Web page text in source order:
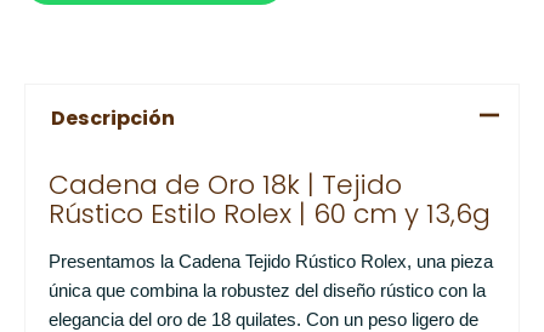
Descripción
Cadena de Oro 18k | Tejido
Rústico Estilo Rolex | 60 cm y 13,6g
Presentamos la Cadena Tejido Rústico Rolex, una pieza
única que combina la robustez del diseño rústico con la
elegancia del oro de 18 quilates. Con un peso ligero de